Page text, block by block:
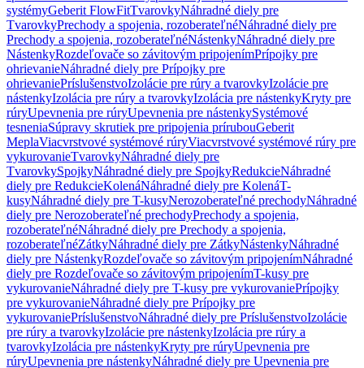
systémyGeberit FlowFitTvarovkyNáhradné diely pre
TvarovkyPrechody a spojenia, rozoberateľnéNáhradné diely pre
Prechody a spojenia, rozoberateľnéNástenkyNáhradné diely pre
NástenkyRozdeľovače so závitovým pripojenímPrípojky pre
ohrievanieNáhradné diely pre Prípojky pre
ohrievaniePríslušenstvoIzolácie pre rúry a tvarovkyIzolácie pre
nástenkyIzolácia pre rúry a tvarovkyIzolácia pre nástenkyKryty pre
rúryUpevnenia pre rúryUpevnenia pre nástenkySystémové
tesneniaSúpravy skrutiek pre pripojenia prírubouGeberit
MeplaViacvrstvové systémové rúryViacvrstvové systémové rúry pre
vykurovanieTvarovkyNáhradné diely pre
TvarovkySpojkyNáhradné diely pre SpojkyRedukcieNáhradné
diely pre RedukcieKolenáNáhradné diely pre KolenáT-
kusyNáhradné diely pre T-kusyNerozoberateľné prechodyNáhradné
diely pre Nerozoberateľné prechodyPrechody a spojenia,
rozoberateľnéNáhradné diely pre Prechody a spojenia,
rozoberateľnéZátkyNáhradné diely pre ZátkyNástenkyNáhradné
diely pre NástenkyRozdeľovače so závitovým pripojenímNáhradné
diely pre Rozdeľovače so závitovým pripojenímT-kusy pre
vykurovanieNáhradné diely pre T-kusy pre vykurovaniePrípojky
pre vykurovanieNáhradné diely pre Prípojky pre
vykurovaniePríslušenstvoNáhradné diely pre PríslušenstvoIzolácie
pre rúry a tvarovkyIzolácie pre nástenkyIzolácia pre rúry a
tvarovkyIzolácia pre nástenkyKryty pre rúryUpevnenia pre
rúryUpevnenia pre nástenkyNáhradné diely pre Upevnenia pre